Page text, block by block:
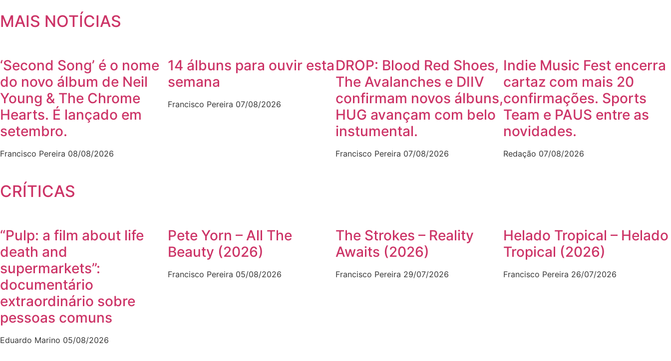
MAIS NOTÍCIAS
‘Second Song’ é o nome
do novo álbum de Neil
Young & The Chrome
Hearts. É lançado em
setembro.
Francisco Pereira 08/08/2026
14 álbuns para ouvir esta
semana
Francisco Pereira 07/08/2026
DROP: Blood Red Shoes,
The Avalanches e DIIV
confirmam novos álbuns,
HUG avançam com belo
instumental.
Francisco Pereira 07/08/2026
Indie Music Fest encerra
cartaz com mais 20
confirmações. Sports
Team e PAUS entre as
novidades.
Redação 07/08/2026
CRÍTICAS
“Pulp: a film about life
death and
supermarkets”:
documentário
extraordinário sobre
pessoas comuns
Eduardo Marino 05/08/2026
Pete Yorn – All The
Beauty (2026)
Francisco Pereira 05/08/2026
The Strokes – Reality
Awaits (2026)
Francisco Pereira 29/07/2026
Helado Tropical – Helado
Tropical (2026)
Francisco Pereira 26/07/2026